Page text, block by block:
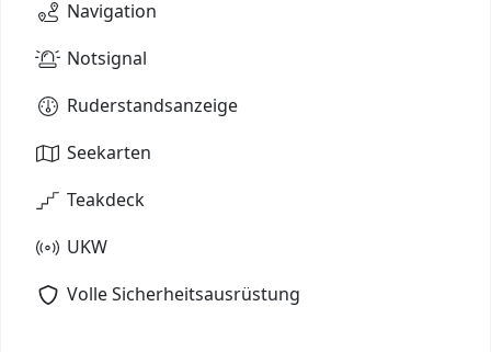
Navigation
Notsignal
Ruderstandsanzeige
Seekarten
Teakdeck
UKW
Volle Sicherheitsausrüstung